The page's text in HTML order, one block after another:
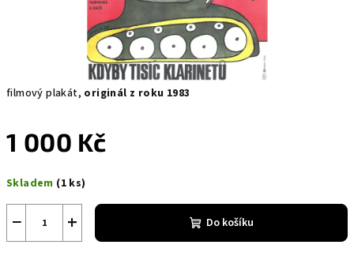
filmový plakát, originál z roku 1983
1 000 Kč
cena:
Skladem (1 ks)
+
− Do košíku